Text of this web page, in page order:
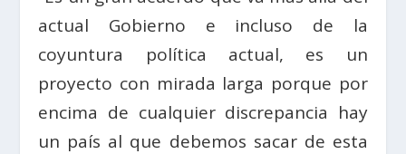
actual Gobierno e incluso de la
coyuntura política actual, es un
proyecto con mirada larga porque por
encima de cualquier discrepancia hay
un país al que debemos sacar de esta